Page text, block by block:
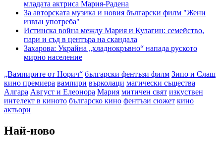
младата актриса Мария-Радена
За авторската музика и новия български филм "Жени
извън употреба"
Истинска война между Мария и Кулагин: семейство,
пари и съд в центъра на скандала
Захарова: Украйна „хладнокръвно“ напада руското
мирно население
„Вампирите от Норич“ български фентъзи филм Зипо и Слаш
кино премиера вампири върколаци магически същества
Алгара Август и Елеонора Мария митичен свят изкуствен
интелект в киното българско кино фентъзи сюжет кино
актьори
Най-ново